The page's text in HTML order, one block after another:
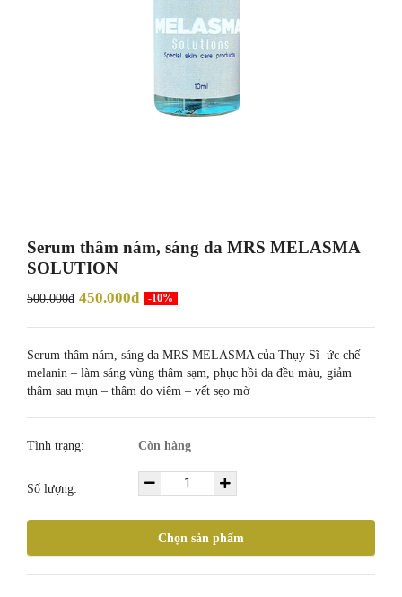
Serum thâm nám, sáng da MRS MELASMA
SOLUTION
500.000đ 450.000đ -10%
Serum thâm nám, sáng da MRS MELASMA của Thụy Sĩ ức chế
melanin – làm sáng vùng thâm sạm, phục hồi da đều màu, giảm
thâm sau mụn – thâm do viêm – vết sẹo mờ
Tình trạng: Còn hàng
Số lượng:
Chọn sản phẩm